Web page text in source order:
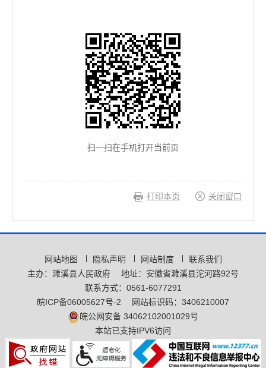
扫一扫在手机打开当前页
打印本页 关闭窗口
网站地图 隐私声明 网站制度
联系我们
主办：濉溪县人民政府
地址：安徽省濉溪县沱河路92号
联系方式：0561-6077291
皖ICP备06005627号-2
网站标识码：3406210007
皖公网安备 34062102001029号
本站已支持IPV6访问